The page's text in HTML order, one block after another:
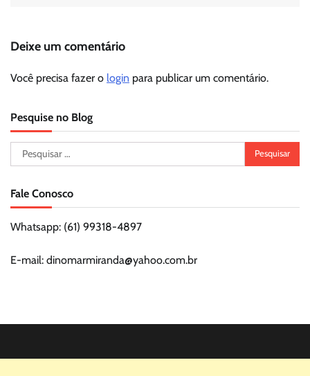
Deixe um comentário
Você precisa fazer o login para publicar um comentário.
Pesquise no Blog
Pesquisar
por:
Fale Conosco
Whatsapp: (61) 99318-4897
E-mail: dinomarmiranda@yahoo.com.br